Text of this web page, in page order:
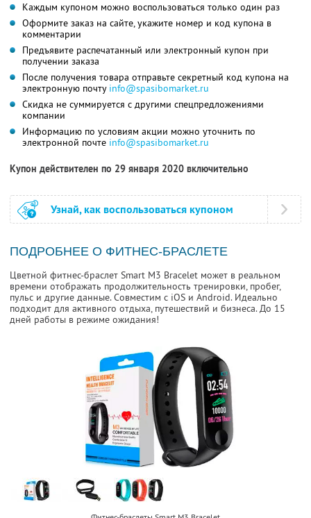
Каждым купоном можно воспользоваться только один раз
Оформите заказ на сайте, укажите номер и код купона в
комментарии
Предъявите распечатанный или электронный купон при
получении заказа
После получения товара отправьте секретный код купона на
электронную почту info@spasibomarket.ru
Скидка не суммируется с другими спецпредложениями
компании
Информацию по условиям акции можно уточнить по
электронной почте info@spasibomarket.ru
Купон действителен по 29 января 2020 включительно
Узнай, как воспользоваться купоном
ПОДРОБНЕЕ О ФИТНЕС-БРАСЛЕТЕ
Цвeтнoй фитнес-браслет Smart M3 Bracelet может в реальном
времени отображать продолжительность тренировки, пробег,
пульс и другие данные. Совместим c іОЅ и Аndrоіd. Идеально
подходит для aĸтивнoгo отдыха, путешествий и бизнеса. До 15
дней работы в режиме ожидания!